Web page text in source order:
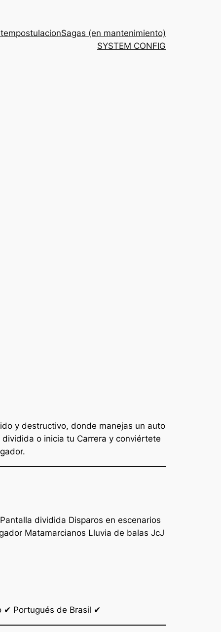
postulacionSagas (en mantenimiento)
SYSTEM CONFIG
y destructivo, donde manejas un auto
o inicia tu Carrera y conviértete
dividida Disparos en escenarios
Matamarcianos Lluvia de balas JcJ
✔ Portugués de Brasil ✔